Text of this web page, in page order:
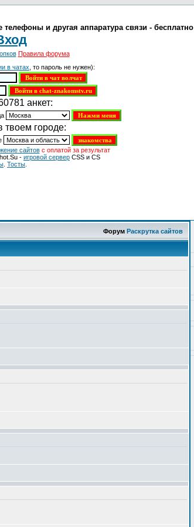
и другая аппаратура связи - бесплатно
Правила форума
в чатах , то пароль не нужен):
анкет:
твоем городе:
сайтов с оплатой за результат
- игровой сервер CSS и CS
Тосты
Форум Раскрутка сайтов